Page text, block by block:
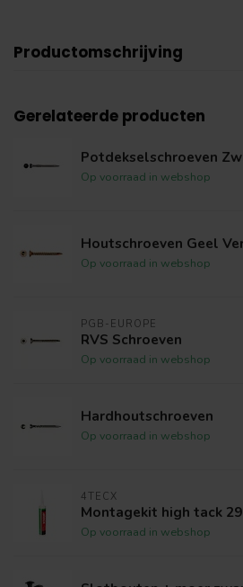
Productomschrijving
Gerelateerde producten
Potdekselschroeven
Op voorraad in webshop
Houtschroeven Geel
Op voorraad in webshop
PGB-EUROPE
RVS Schroeven
Op voorraad in webshop
Hardhoutschroeven
Op voorraad in webshop
4TECX
Montagekit high tack
Op voorraad in webshop